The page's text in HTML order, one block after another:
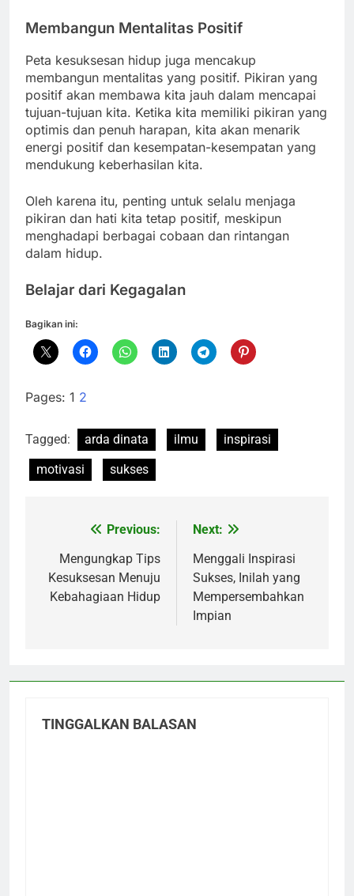
Membangun Mentalitas Positif
Peta kesuksesan hidup juga mencakup
membangun mentalitas yang positif. Pikiran yang
positif akan membawa kita jauh dalam mencapai
tujuan-tujuan kita. Ketika kita memiliki pikiran yang
optimis dan penuh harapan, kita akan menarik
energi positif dan kesempatan-kesempatan yang
mendukung keberhasilan kita.
Oleh karena itu, penting untuk selalu menjaga
pikiran dan hati kita tetap positif, meskipun
menghadapi berbagai cobaan dan rintangan
dalam hidup.
Belajar dari Kegagalan
Bagikan ini:
Pages: 1 2
Tagged: arda dinata ilmu
inspirasi
motivasi
sukses
Navigasi
pos
Previous:
Mengungkap Tips
Kesuksesan Menuju
Kebahagiaan Hidup
Next:
Menggali Inspirasi
Sukses, Inilah yang
Mempersembahkan
Impian
TINGGALKAN BALASAN